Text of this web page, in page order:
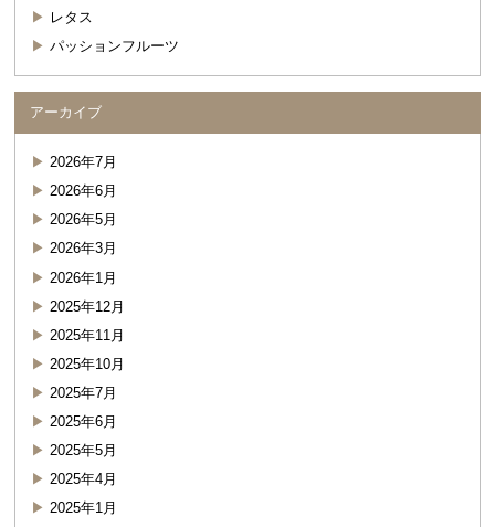
レタス
パッションフルーツ
アーカイブ
2026年7月
2026年6月
2026年5月
2026年3月
2026年1月
2025年12月
2025年11月
2025年10月
2025年7月
2025年6月
2025年5月
2025年4月
2025年1月